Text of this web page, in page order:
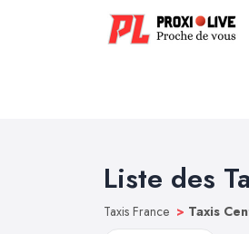
Liste des
Taxis France > Taxis